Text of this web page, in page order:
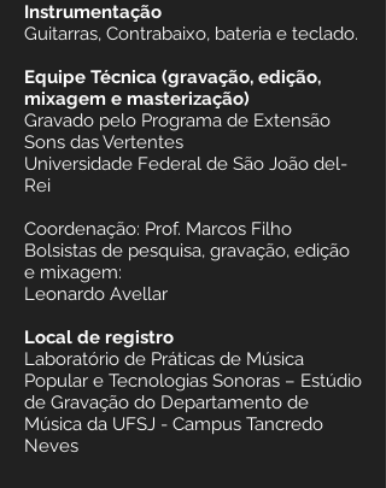
Instrumentação
Guitarras, Contrabaixo, bateria e teclado.
Equipe Técnica (gravação, edição,
mixagem e masterização)
Gravado pelo Programa de Extensão
Sons das Vertentes
Universidade Federal de São João del-
Rei
Coordenação: Prof. Marcos Filho
Bolsistas de pesquisa, gravação, edição
e mixagem:
Leonardo Avellar
Local de registro
Laboratório de Práticas de Música
Popular e Tecnologias Sonoras – Estúdio
de Gravação do Departamento de
Música da UFSJ - Campus Tancredo
Neves